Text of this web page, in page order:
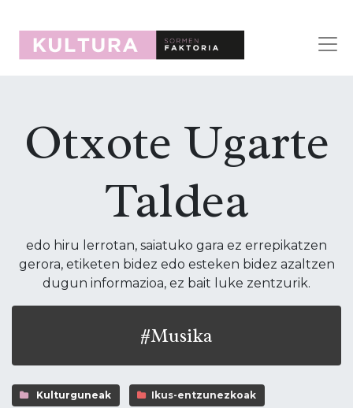
Otxote Ugarte
Taldea
edo hiru lerrotan, saiatuko gara ez errepikatzen
gerora, etiketen bidez edo esteken bidez azaltzen
dugun informazioa, ez bait luke zentzurik.
#Musika
Kulturguneak Ikus-entzunezkoak